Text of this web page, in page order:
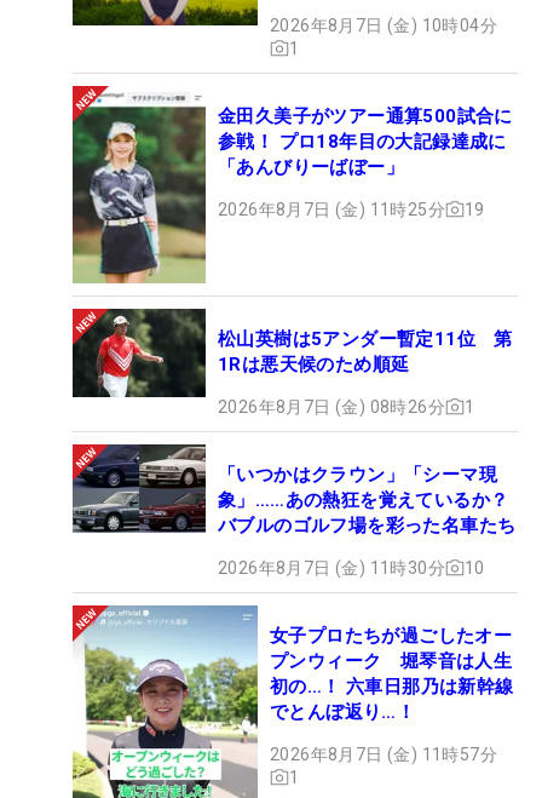
2026年8月7日 (金) 10時04分
1
金田久美子がツアー通算500試合に
参戦！ プロ18年目の大記録達成に
「あんびりーばぼー」
2026年8月7日 (金) 11時25分 19
松山英樹は5アンダー暫定11位 第
1Rは悪天候のため順延
2026年8月7日 (金) 08時26分 1
「いつかはクラウン」「シーマ現
象」……あの熱狂を覚えているか？
バブルのゴルフ場を彩った名車たち
2026年8月7日 (金) 11時30分 10
女子プロたちが過ごしたオー
プンウィーク 堀琴音は人生
初の…！ 六車日那乃は新幹線
でとんぼ返り…！
2026年8月7日 (金) 11時57分
1